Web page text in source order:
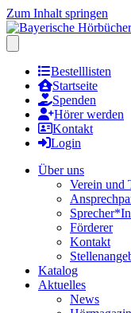
Zum Inhalt springen
Bestelllisten
Startseite
Spenden
Hörer werden
Kontakt
Login
Über uns
Verein und
Förderer
Kontakt
Katalog
Aktuelles
News